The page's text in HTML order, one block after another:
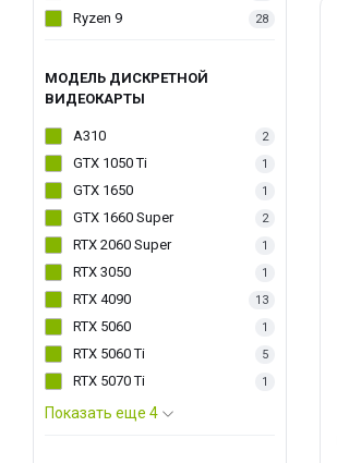
Ryzen 9 28
МОДЕЛЬ ДИСКРЕТНОЙ
ВИДЕОКАРТЫ
A310 2
GTX 1050 Ti 1
GTX 1650 1
GTX 1660 Super 2
RTX 2060 Super 1
RTX 3050 1
RTX 4090 13
RTX 5060 1
RTX 5060 Ti 5
RTX 5070 Ti 1
Показать еще 4